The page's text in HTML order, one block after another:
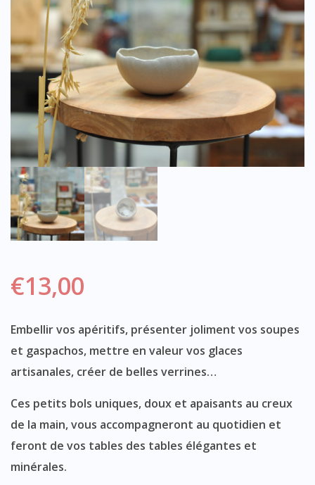
€13,00
Embellir vos apéritifs, présenter joliment vos soupes
et gaspachos, mettre en valeur vos glaces
artisanales, créer de belles verrines…
Ces petits bols uniques, doux et apaisants au creux
de la main, vous accompagneront au quotidien et
feront de vos tables des tables élégantes et
minérales.